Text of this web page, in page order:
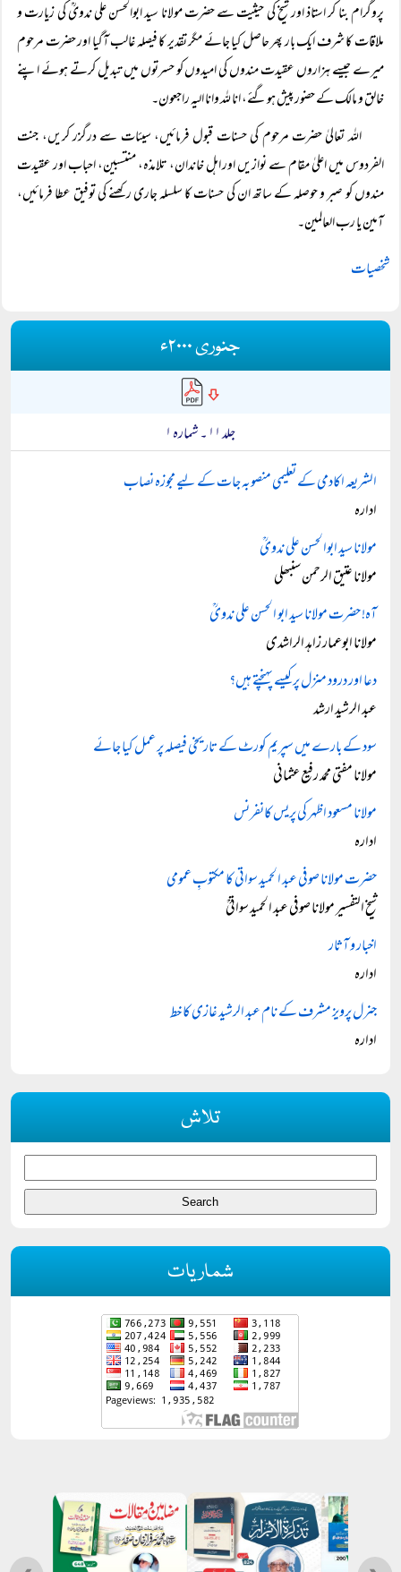
پروگرام بنا کر استاذ اور شیخ کی حیثیت سے حضرت مولانا سید ابوالحسن علی ندویؒ کی زیارت و
ملاقات کا شرف ایک بار پھر حاصل کیا جائے مگر تقدیر کا فیصلہ غالب آگیا اور حضرت مرحوم
میرے جیسے ہزاروں عقیدت مندوں کی امیدوں کو حسرتوں میں تبدیل کرتے ہوئے اپنے
خالق و مالک کے حضور پیش ہوگئے، انا للہ وانا الیہ راجعون۔
اللہ تعالیٰ حضرت مرحوم کی حسنات قبول فرمائیں، سیئات سے درگزر کریں، جنت
الفردوس میں اعلیٰ مقام سے نوازیں اور اہل خاندان، تلامذہ، منتسبین، احباب اور عقیدت
مندوں کو صبر و حوصلہ کے ساتھ ان کی حسنات کا سلسلہ جاری رکھنے کی توفیق عطا فرمائیں،
آمین یا رب العالمین۔
شخصیات
جنوری ۲۰۰۰ء
جلد ۱۱ ۔ شمارہ ۱
الشریعہ اکادمی کے تعلیمی منصوبہ جات کے لیے مجوزہ نصاب
ادارہ
مولانا سید ابوالحسن علی ندویؒ
مولانا عتیق الرحمن سنبھلی
آہ! حضرت مولانا سید ابو الحسن علی ندویؒ
مولانا ابوعمار زاہد الراشدی
دعا اور درود منزل پر کیسے پہنچتے ہیں؟
عبد الرشید ارشد
سود کے بارے میں سپریم کورٹ کے تاریخی فیصلہ پر عمل کیا جائے
مولانا مفتی محمد رفیع عثمانی
مولانا مسعود اظہر کی پریس کانفرنس
ادارہ
حضرت مولانا صوفی عبد الحمید سواتی کا مکتوبِ عمومی
شیخ التفسیر مولانا صوفی عبد الحمید سواتیؒ
اخبار و آثار
ادارہ
جنرل پرویز مشرف کے نام عبد الرشید غازی کا خط
ادارہ
تلاش
شماریات